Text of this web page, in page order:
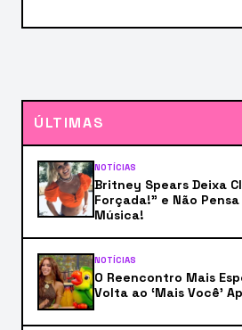
ÚLTIMAS
NOTÍCIAS
Britney Spears Deixa
Forçada!” e Não
Música!
NOTÍCIAS
O Reencontro Mais
Volta ao ‘Mais Você’